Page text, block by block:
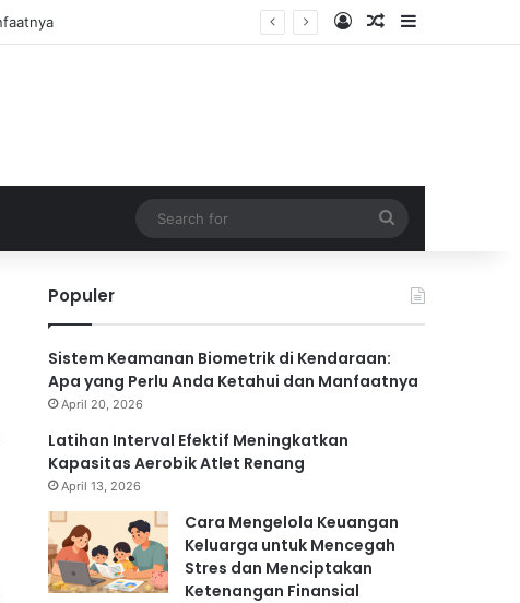
Log InRandom Article
Sidebar
for
Populer
Sistem Keamanan Biometrik di Kendaraan:
Apa yang Perlu Anda Ketahui dan Manfaatnya
April 20, 2026
Latihan Interval Efektif Meningkatkan
Kapasitas Aerobik Atlet Renang
April 13, 2026
Cara Mengelola Keuangan
Keluarga untuk Mencegah
Stres dan Menciptakan
Ketenangan Finansial